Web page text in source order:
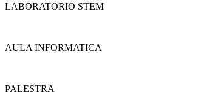
LABORATORIO STEM
AULA INFORMATICA
PALESTRA